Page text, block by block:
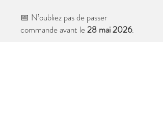
📅 N’oubliez pas de passer
commande avant le28 mai 2026.